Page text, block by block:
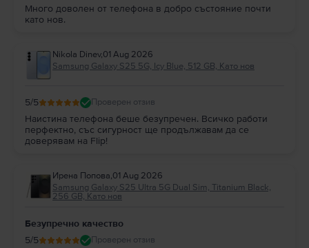
Много доволен от телефона в добро състояние почти
като нов.
Nikola Dinev,01 Aug 2026
Samsung Galaxy S25 5G, Icy Blue, 512 GB, Като нов
5/5 Проверен отзив
Наистина телефона беше безупречен. Всичко работи
перфектно, със сигурност ще продължавам да се
доверявам на Flip!
Ирена Попова,01 Aug 2026
Samsung Galaxy S25 Ultra 5G Dual Sim, Titanium Black,
256 GB, Като нов
Безупречно качество
5/5 Проверен отзив